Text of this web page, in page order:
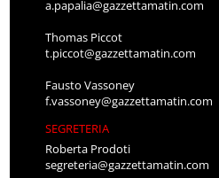
a.papalia@gazzettamatin.com
Thomas Piccot
t.piccot@gazzettamatin.com
Fausto Vassoney
f.vassoney@gazzettamatin.com
SEGRETERIA
Roberta Prodoti
segreteria@gazzettamatin.com